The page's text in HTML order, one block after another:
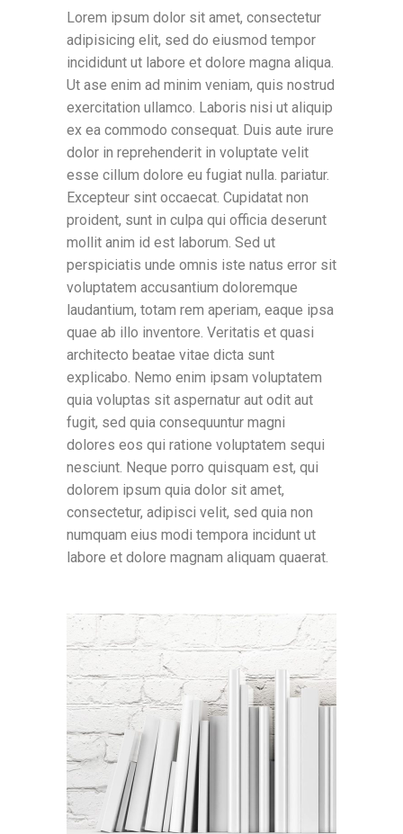
Lorem ipsum dolor sit amet, consectetur
adipisicing elit, sed do eiusmod tempor
incididunt ut labore et dolore magna aliqua.
Ut ase enim ad minim veniam, quis nostrud
exercitation ullamco. Laboris nisi ut aliquip
ex ea commodo consequat. Duis aute irure
dolor in reprehenderit in voluptate velit
esse cillum dolore eu fugiat nulla. pariatur.
Excepteur sint occaecat. Cupidatat non
proident, sunt in culpa qui officia deserunt
mollit anim id est laborum. Sed ut
perspiciatis unde omnis iste natus error sit
voluptatem accusantium doloremque
laudantium, totam rem aperiam, eaque ipsa
quae ab illo inventore. Veritatis et quasi
architecto beatae vitae dicta sunt
explicabo. Nemo enim ipsam voluptatem
quia voluptas sit aspernatur aut odit aut
fugit, sed quia consequuntur magni
dolores eos qui ratione voluptatem sequi
nesciunt. Neque porro quisquam est, qui
dolorem ipsum quia dolor sit amet,
consectetur, adipisci velit, sed quia non
numquam eius modi tempora incidunt ut
labore et dolore magnam aliquam quaerat.